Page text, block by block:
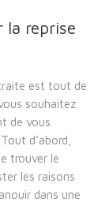
la reprise
est tout de
souhaitez
de vous
d’abord,
trouver le
les raisons
dans une